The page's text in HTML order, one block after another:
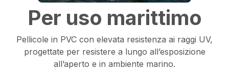
Per uso marittimo
Pellicole in PVC con elevata resistenza ai raggi UV,
progettate per resistere a lungo all’esposizione
all’aperto e in ambiente marino.